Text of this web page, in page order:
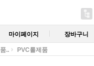
마이페이지 장바구니
.. PVC롤제품